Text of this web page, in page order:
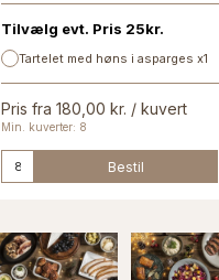
Tilvælg evt. Pris 25kr.
Tartelet med høns i asparges x1
Pris fra 180,00 kr. / kuvert
Min. kuverter: 8
Bestil